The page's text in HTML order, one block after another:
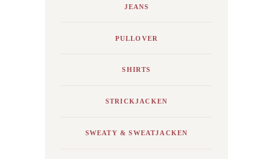
JEANS
PULLOVER
SHIRTS
STRICKJACKEN
SWEATY & SWEATJACKEN